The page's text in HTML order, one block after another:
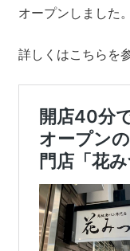
オープンしました。
詳しくはこちらを